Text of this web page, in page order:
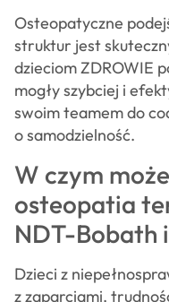
Osteopatyczne
struktur jest
dzieciom ZDROWIE
mogły szybciej i
swoim teamem do
o samodzielność.
W czym
osteopatia
NDT-Bobath
Dzieci z
z zaparciami,